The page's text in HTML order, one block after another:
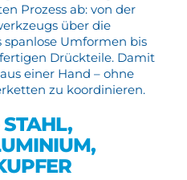
Prozess ab: von der
über die
Umformen bis
Drückteile. Damit
einer Hand – ohne
zu koordinieren.